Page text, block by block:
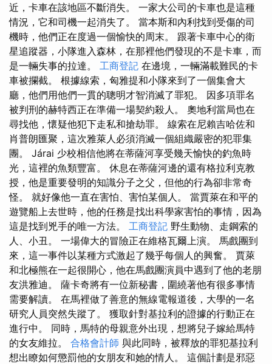
近，卡車在該地區不斷消失。 一家大公司的卡車也是這種
情況，它和司機一起消失了。 當本斯和內利找到受傷的司
機時，他們正在度過一個愉快的周末。 跟著卡車中心的衛
星追蹤器，小隊進入森林，在那裡他們發現的不是卡車，而
是一輛失事的拉達。 工商登記 在邊境，一輛滿載難民的卡
車被攔截。 根據線索，匈雅提和小隊來到了一個集會大
廳，他們用他們一貫的聰明才智消滅了罪犯。 因多項罪名
被判刑的赫特西正在準備一場契約殺人。 奧地利當局也在
尋找他，懷疑他犯下走私和搶劫罪。 線索在尼賴吉哈佐和
肖普朗匯聚，這​​次雅萊人必須消滅一個組織嚴密的犯罪集
團。 Járai 少校相信他將在蒂薩河享受幾天愉快的釣魚時
光，這裡的魚類豐富。 休息在蒂薩河邊的還有格拉利克教
授，他是重要發明的知識分子之父，但他的行為卻非常奇
怪。 就好像他一直在害怕、害怕某個人。 當賈萊在和平的
遊覽船上去世時，他的任務是找出科學家害怕的事情，因為
這是找到兇手的唯一方法。 工商登記 野生動物、走鋼索的
人、小丑。 一場偉大的冒險正在維格瓦爾上演。 馬戲團到
來，這一事件以某種方式激起了幾乎每個人的興奮。 賈萊
和北極熊在一起很開心，他在馬戲團演員中遇到了他的老朋
友洪雅迪。 薩卡奇將有一位新秘書，圍繞著他有很多事情
需要解讀。 在馬裡做了善意的無線電報道後，大學的一名
研究人員突然失蹤了。 獲取針對基拉利的證據的行動正在
進行中。 同時，馬特的母親意外出現，想將兒子嫁給馬特
的女友維拉。 合格會計師 與此同時，被釋放的罪犯基拉利
想出瞭如何懲罰他的女朋友和她的情人。 這個計劃是邪惡